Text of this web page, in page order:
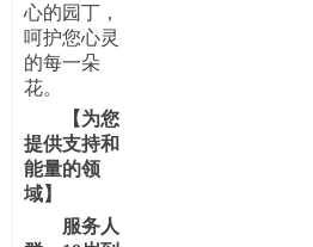
心的园丁，
呵护您心灵
的每一朵
花。
【为您
提供支持和
能量的领
域】
服务人